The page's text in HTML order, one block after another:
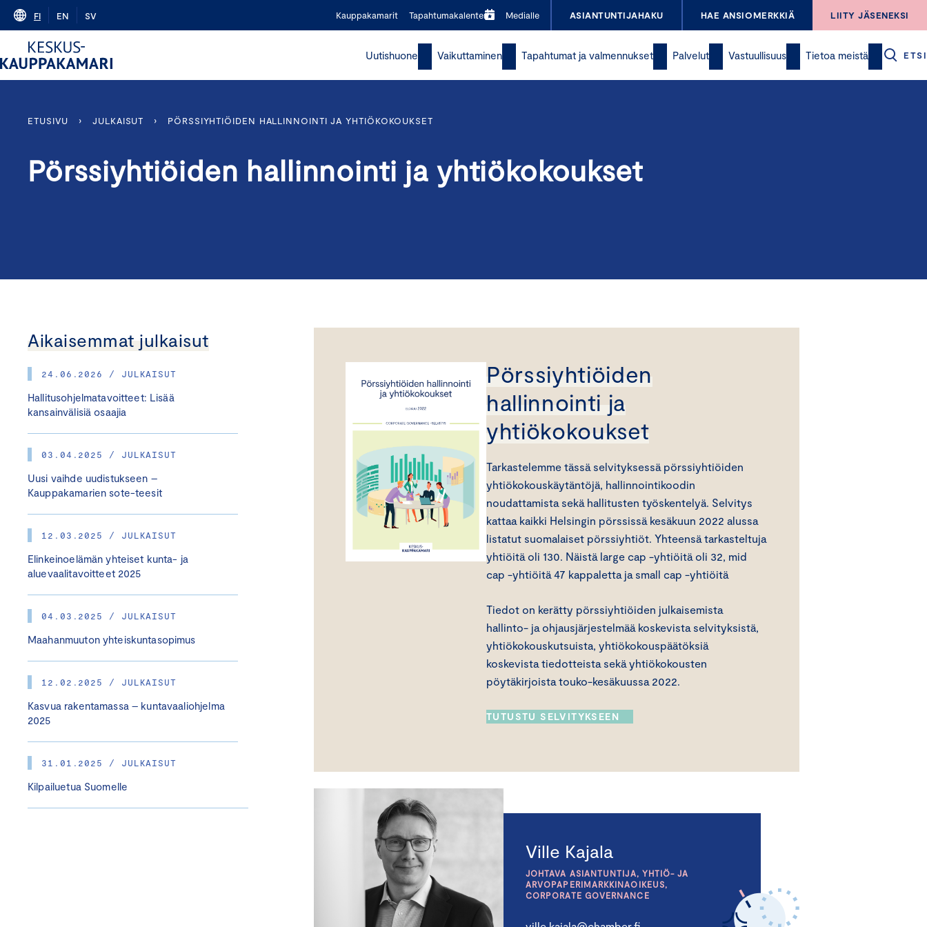
Skip
content
FI EN SV Kauppakamarit Tapahtumakalenteri Medialle ASIANTUNTIJAHAKU HAE ANSIOMERKKIÄ LIITY JÄSENEKSI
Uutishuone Vaikuttaminen Tapahtumat ja valmennukset Palvelut Vastuullisuus Tietoa meistä ETSI
ETUSIVU › JULKAISUT › PÖRSSIYHTIÖIDEN HALLINNOINTI JA YHTIÖKOKOUKSET
Pörssiyhtiöiden hallinnointi ja yhtiökokoukset
Aikaisemmat julkaisut
24.06.2026 / JULKAISUT
Hallitusohjelmatavoitteet: Lisää
kansainvälisiä osaajia
03.04.2025 / JULKAISUT
Uusi vaihde uudistukseen –
Kauppakamarien sote-teesit
12.03.2025 / JULKAISUT
Elinkeinoelämän yhteiset kunta- ja
aluevaalitavoitteet 2025
04.03.2025 / JULKAISUT
Maahanmuuton yhteiskuntasopimus
12.02.2025 / JULKAISUT
Kasvua rakentamassa – kuntavaaliohjelma
2025
31.01.2025 / JULKAISUT
Kilpailuetua Suomelle
Pörssiyhtiöiden
hallinnointi ja
yhtiökokoukset
Tarkastelemme tässä selvityksessä pörssiyhtiöiden
yhtiökokouskäytäntöjä, hallinnointikoodin
noudattamista sekä hallitusten työskentelyä. Selvitys
kattaa kaikki Helsingin pörssissä kesäkuun 2022 alussa
listatut suomalaiset pörssiyhtiöt. Yhteensä tarkasteltuja
yhtiöitä oli 130. Näistä large cap -yhtiöitä oli 32, mid
cap -yhtiöitä 47 kappaletta ja small cap -yhtiöitä
Tiedot on kerätty pörssiyhtiöiden julkaisemista
hallinto- ja ohjausjärjestelmää koskevista selvityksistä,
yhtiökokouskutsuista, yhtiökokouspäätöksiä
koskevista tiedotteista sekä yhtiökokousten
pöytäkirjoista touko-kesäkuussa 2022.
TUTUSTU SELVITYKSEEN
Ville Kajala
JOHTAVA ASIANTUNTIJA, YHTIÖ- JA
ARVOPAPERIMARKKINAOIKEUS,
CORPORATE GOVERNANCE